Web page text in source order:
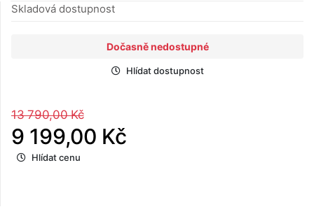
Skladová dostupnost
Dočasně nedostupné
Hlídat dostupnost
13 790,00 Kč
9 199,00 Kč
Hlídat cenu